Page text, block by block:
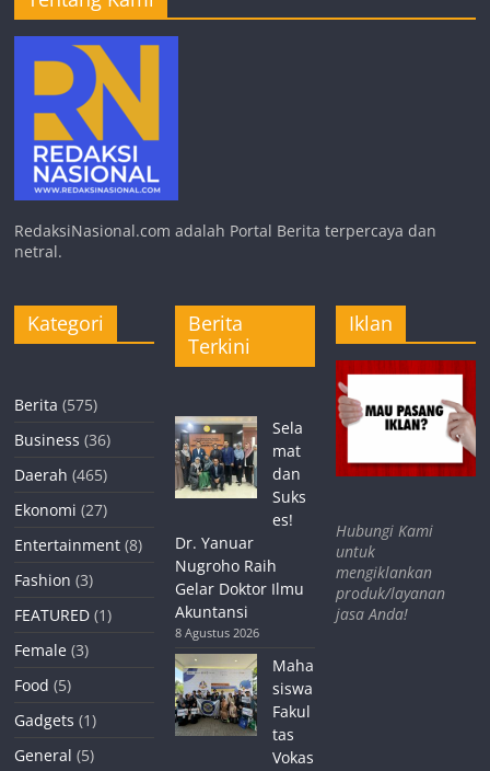
RedaksiNasional.com adalah Portal Berita terpercaya dan
netral.
Kategori
Berita (575)
Business (36)
Daerah (465)
Ekonomi (27)
Entertainment (8)
Fashion (3)
FEATURED (1)
Female (3)
Food (5)
Gadgets (1)
General (5)
Berita
Terkini
Sela
mat
dan
Suks
es!
Dr. Yanuar
Nugroho Raih
Gelar Doktor Ilmu
Akuntansi
8 Agustus 2026
Maha
siswa
Fakul
tas
Vokas
Iklan
Hubungi Kami
untuk
mengiklankan
produk/layanan
jasa Anda!